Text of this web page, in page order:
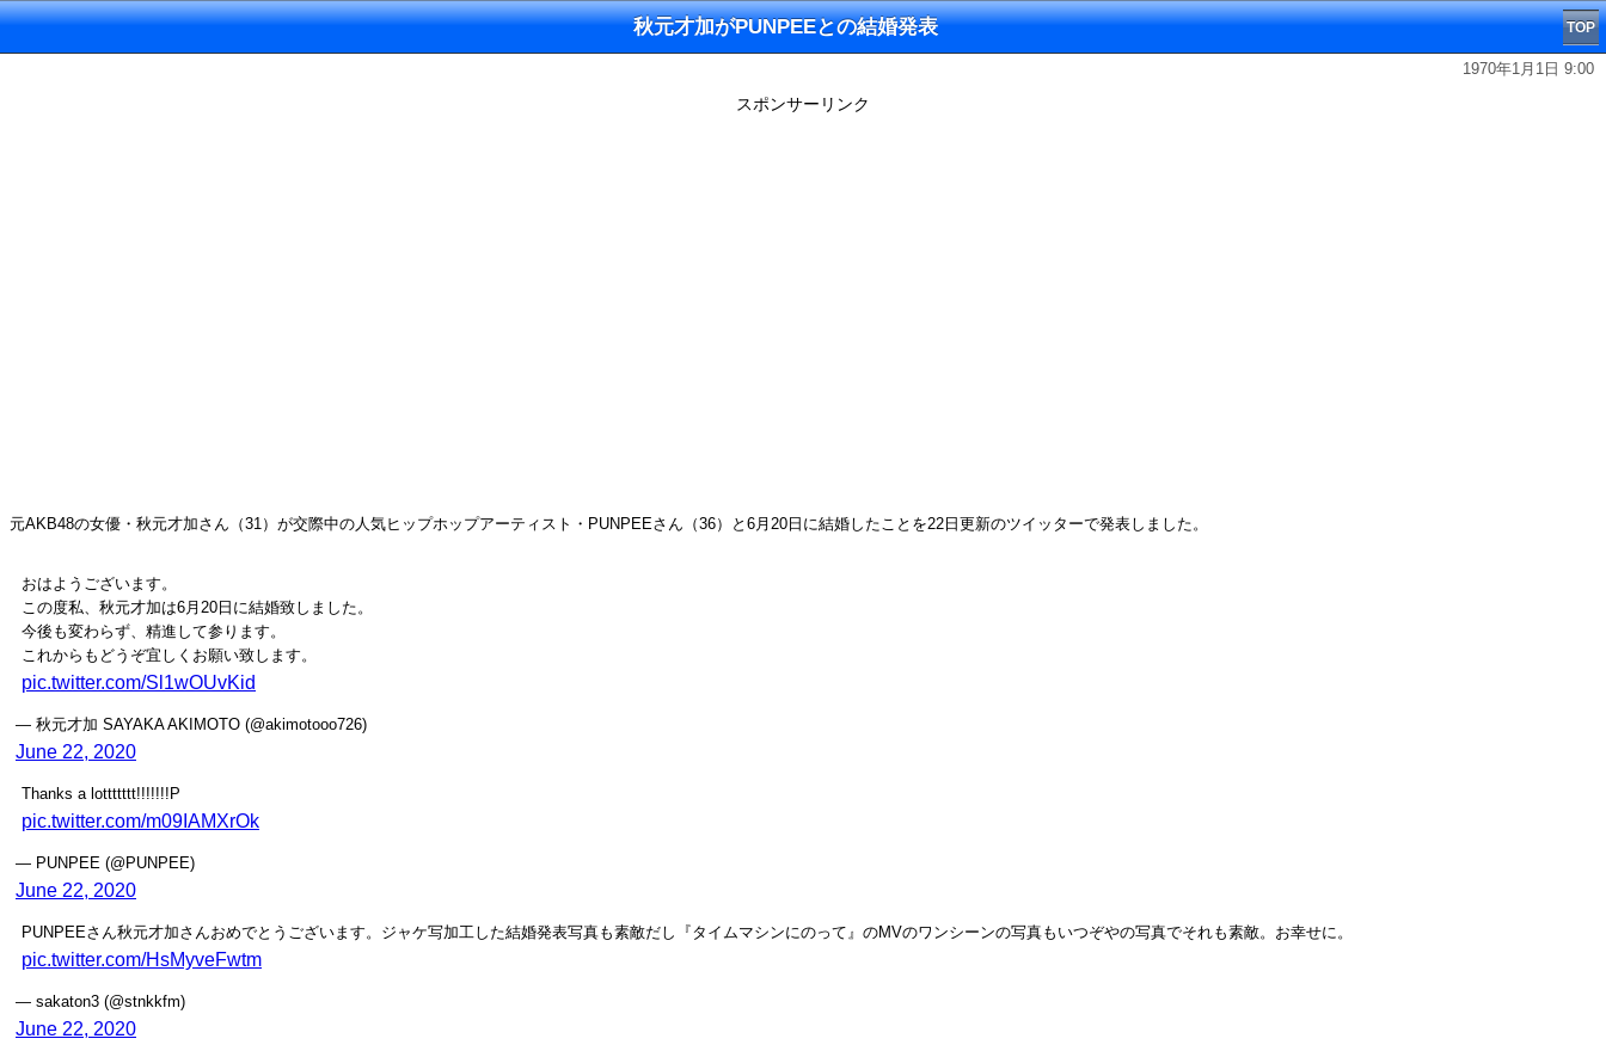
秋元才加がPUNPEEとの結婚発表 TOP
1970年1月1日 9:00
スポンサーリンク
元AKB48の女優・秋元才加さん（31）が交際中の人気ヒップホップアーティスト・PUNPEEさん（36）と6月20日に結婚したことを22日更新のツイッターで発表しました。
おはようございます。
この度私、秋元才加は6月20日に結婚致しました。
今後も変わらず、精進して参ります。
これからもどうぞ宜しくお願い致します。
pic.twitter.com/Sl1wOUvKid
— 秋元才加 SAYAKA AKIMOTO (@akimotooo726)
June 22, 2020
Thanks a lottttttt!!!!!!!P
pic.twitter.com/m09IAMXrOk
— PUNPEE (@PUNPEE)
June 22, 2020
PUNPEEさん秋元才加さんおめでとうございます。ジャケ写加工した結婚発表写真も素敵だし『タイムマシンにのって』のMVのワンシーンの写真もいつぞやの写真でそれも素敵。お幸せに。
pic.twitter.com/HsMyveFwtm
— sakaton3 (@stnkkfm)
June 22, 2020